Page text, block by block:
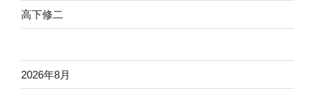
高下修二
2026年8月